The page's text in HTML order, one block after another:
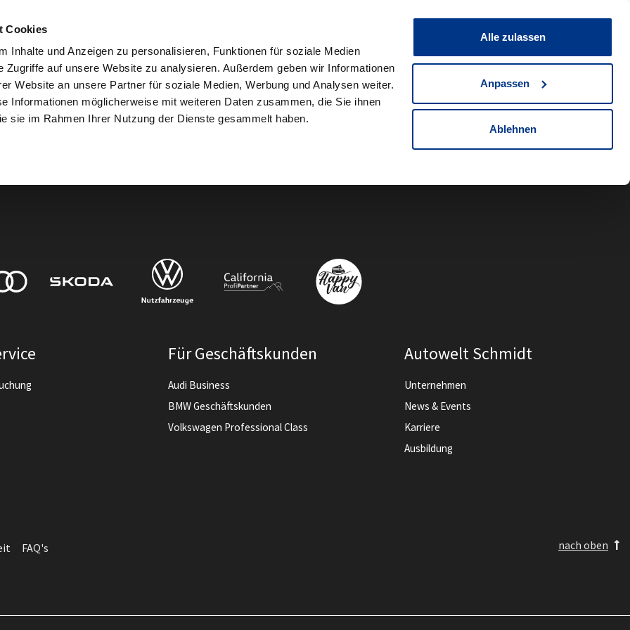
Cookies
Inhalte und Anzeigen zu personalisieren, Funktionen für soziale Medien
Zugriffe auf unsere Website zu analysieren. Außerdem geben wir Informationen
Website an unsere Partner für soziale Medien, Werbung und Analysen weiter.
Informationen möglicherweise mit weiteren Daten zusammen, die Sie ihnen
sie im Rahmen Ihrer Nutzung der Dienste gesammelt haben.
Alle zulassen
Anpassen
Ablehnen
Fahrzeug teilen Merkliste
Für Geschäftskunden
Audi Business
BMW Geschäftskunden
Volkswagen Professional Class
Autowelt Schmidt
Unternehmen
News & Events
Karriere
Ausbildung
FAQ's nach oben